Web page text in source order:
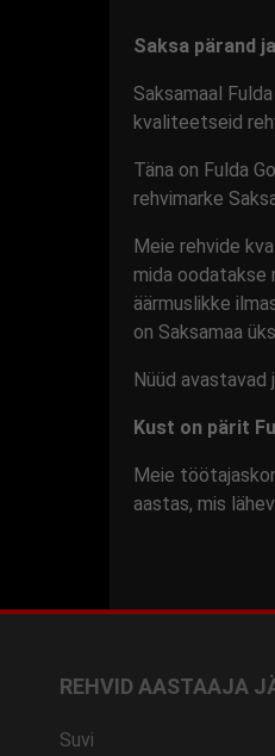
Saksa pärand
Saksamaal
kvaliteetseid
Täna on Fulda
rehvimarke
Meie rehvide
mida oodatakse
äärmuslikke
on Saksamaa
Nüüd avastavad
Kust on pärit
Meie
aastas, mis
REHVID AASTAAJA
Suvi